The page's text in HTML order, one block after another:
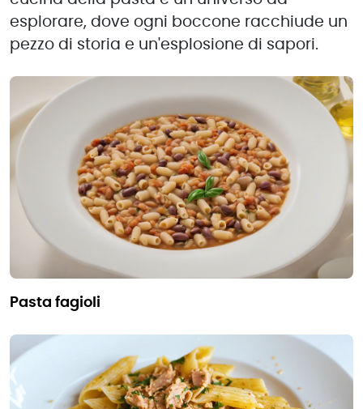
esplorare, dove ogni boccone racchiude un
pezzo di storia e un'esplosione di sapori.
pasta fagioli